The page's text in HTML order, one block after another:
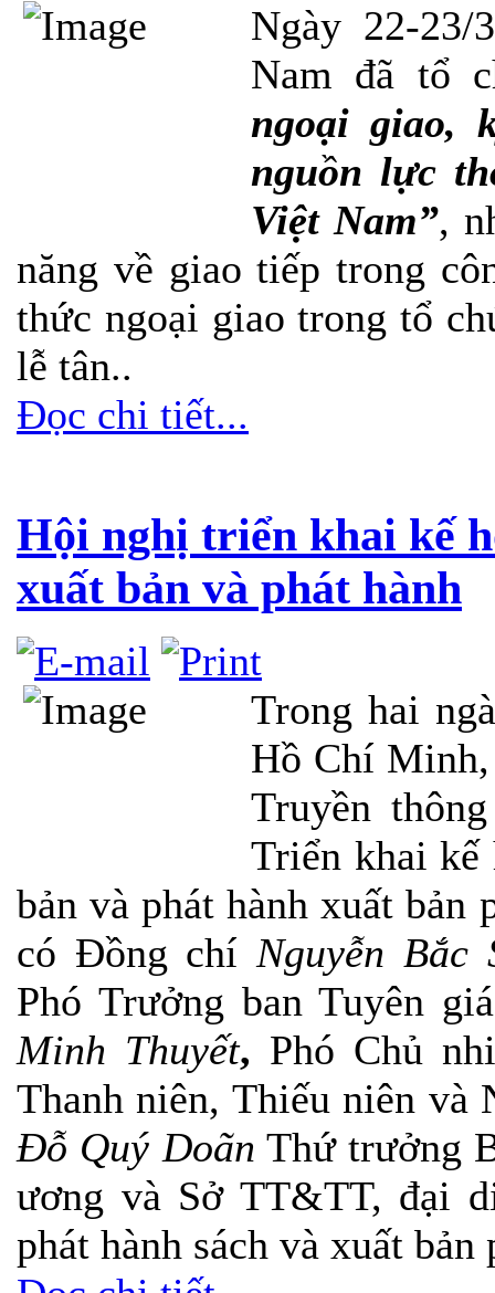
Ngày 22-
Nam đã tổ
ngoại giao,
nguồn lực
Việt Nam”,
năng về giao tiếp trong
thức ngoại giao trong tổ
lễ tân..
Đọc chi tiết...
Hội nghị triển khai kế
xuất bản và phát hành
Trong hai
Hồ Chí
Truyền
Triển khai kế
bản và phát hành xuất
có Đồng chí Nguyễn Bắc
Phó Trưởng ban Tuyên
Minh Thuyết, Phó Chủ
Thanh niên, Thiếu niên
Đỗ Quý Doãn Thứ trưởng
ương và Sở TT&TT, đại
phát hành sách và xuất